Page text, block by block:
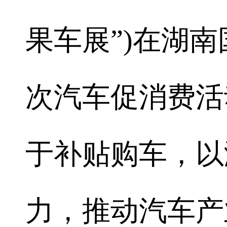
果车展”)在湖
次汽车促消费
于补贴购车，
力，推动汽车